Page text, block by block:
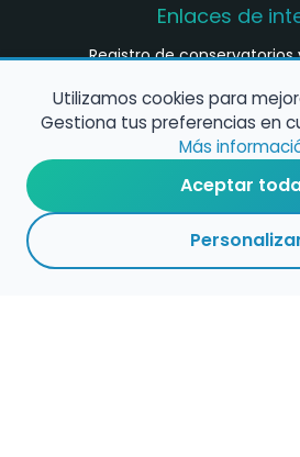
Enlaces de
Registro de conservatorios
Configura alertas de
Contacta con
Utilizamos cookies para
Gestiona tus preferencias en
Más
Aceptar